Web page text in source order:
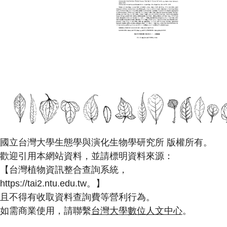
國立台灣大學生態學與演化生物學研究所 版權所有。
歡迎引用本網站資料，並請標明資料來源：
【台灣植物資訊整合查詢系統，
https://tai2.ntu.edu.tw。】
且不得有收取資料查詢費等營利行為。
如需商業使用，請聯繫台灣大學數位人文中心。